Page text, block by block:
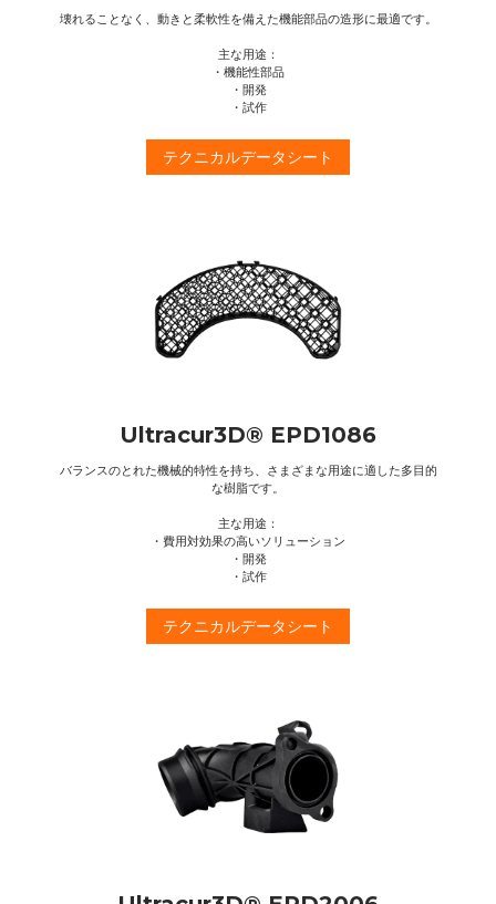
壊れることなく、動きと柔軟性を備えた機能部品の造形に最適です。
主な用途：
・機能性部品
・開発
・試作
テクニカルデータシート
Ultracur3D® EPD1086
バランスのとれた機械的特性を持ち、さまざまな用途に適した多目的
な樹脂です。
主な用途：
・費用対効果の高いソリューション
・開発
・試作
テクニカルデータシート